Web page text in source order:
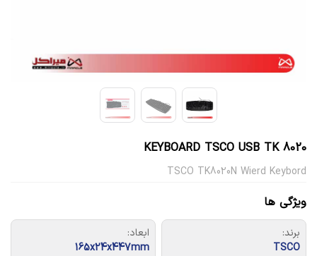
KEYBOARD TSCO USB TK 8020
TSCO TK8020N Wierd Keybord
ویژگی ها
برند:
TSCO
ابعاد:
165x24x447mm